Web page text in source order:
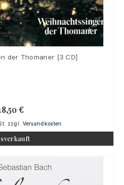
der Thomaner [3 CD]
€
zzgl. Versandkosten